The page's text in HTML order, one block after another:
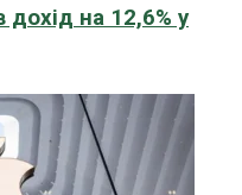
на 12,6% у